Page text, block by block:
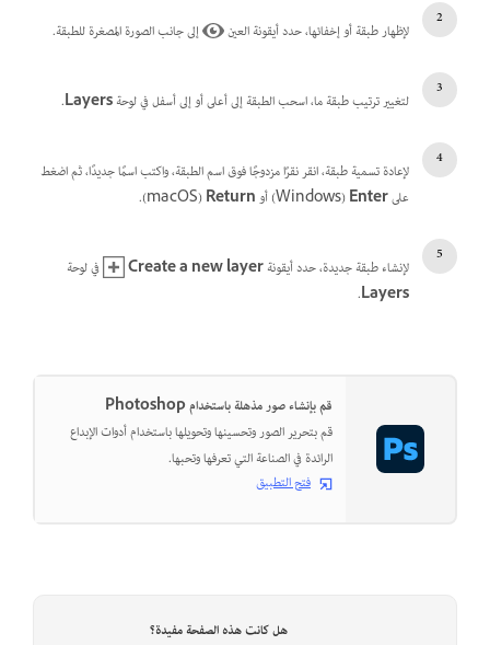
لإظهار طبقة أو إخفائها، حدد أيقونة العين إلى جانب الصورة المصغرة للطبقة.
لتغيير ترتيب طبقة ما، اسحب الطبقة إلى أعلى أو إلى أسفل في لوحةLayers
.
لإعادة تسمية طبقة، انقر نقرًا مزدوجًا فوق اسم الطبقة، واكتب اسمًا جديدًا، ثم اضغط
علىEnter‏(Windows) أو Return
‏(macOS).
لإنشاء طبقة جديدة، حدد أيقونةCreate a new layer
في لوحة
Layers
.
قم بإنشاء صور مذهلة باستخدام Photoshop
قم بتحرير الصور وتحسينها وتحويلها باستخدام أدوات الإبداع
الرائدة في الصناعة التي تعرفها وتحبها.
فتح التطبيق
هل كانت هذه الصفحة مفيدة؟